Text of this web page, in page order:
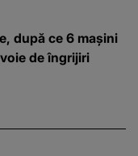
după ce 6 mașini
de îngrijiri